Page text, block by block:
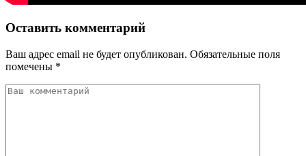
Оставить комментарий
Ваш адрес email не будет опубликован. Обязательные поля
помечены *